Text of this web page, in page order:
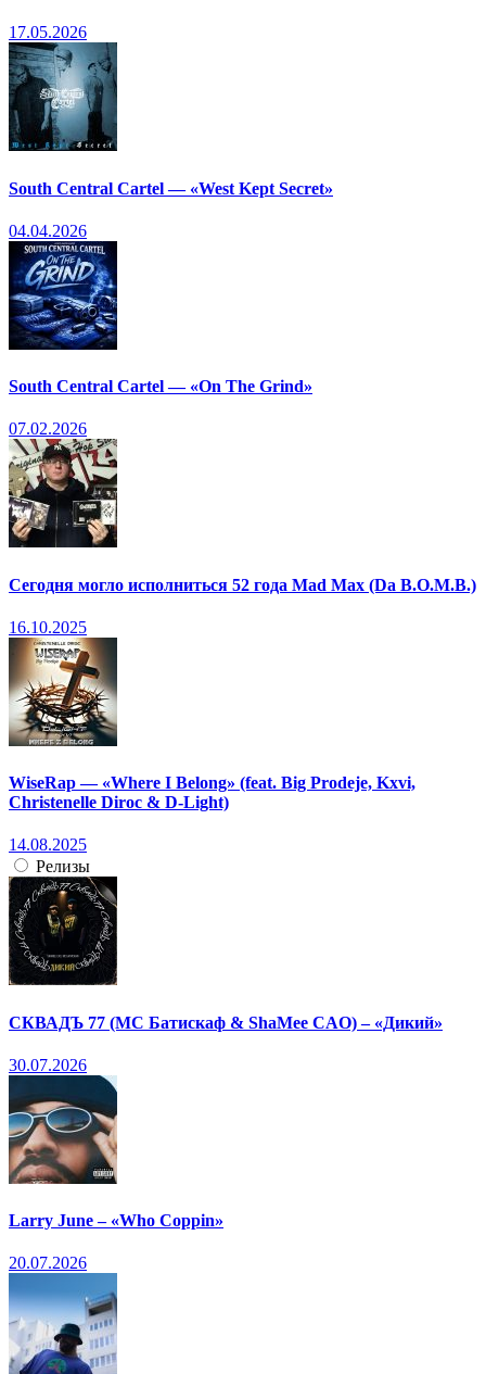
17.05.2026
South Central Cartel — «West Kept Secret»
04.04.2026
South Central Cartel — «On The Grind»
07.02.2026
Сегодня могло исполниться 52 года Mad Max (Da B.O.M.B.)
16.10.2025
WiseRap — «Where I Belong» (feat. Big Prodeje, Kxvi,
Christenelle Diroc & D-Light)
14.08.2025
Релизы
СКВАДЪ 77 (МС Батискаф & ShaMee CAO) – «Дикий»
30.07.2026
Larry June – «Who Coppin»
20.07.2026